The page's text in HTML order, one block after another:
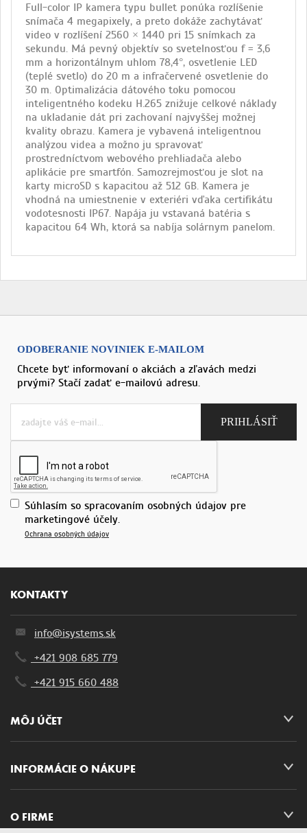
Full-color IP kamera typu bullet ponúka rozlíšenie
snímača 4 megapixely, a preto dokáže zachytávať
video v rozlíšení 2560 × 1440 pri 15 snímkach za
sekundu. Má pevný objektív so svetelnosťou f = 3,6
mm a horizontálnym uhlom 78,4°, osvetlenie LED
(teplé svetlo) do 20 m a infračervené osvetlenie do
30 m. Optimalizácia dátového toku pomocou
inteligentného kodeku H.265 znižuje celkové náklady
na ukladanie dát pri zachovaní najvyššej možnej
kvality obrazu. Kamera je vybavená inteligentnou
analýzou videa a možno ju spravovať
prostredníctvom webového prehliadača alebo
aplikácie pre smartfón. Samozrejmosťou je slot na
karty microSD s kapacitou až 512 GB. Kamera je
vhodná na umiestnenie v exteriéri vďaka certifikátu
vodotesnosti IP67. Napája ju vstavaná batéria s
kapacitou 64 Wh, ktorá sa nabíja solárnym panelom.
ODOBERANIE NOVINIEK E-MAILOM
Chcete byť informovaní o akciách a zľavách medzi
prvými? Stačí zadať e-mailovú adresu.
Súhlasím so spracovaním osobných údajov pre
marketingové účely.
Ochrana osobných údajov
KONTAKTY
info@isystems.sk
+421 908 685 779
+421 915 660 488
MÔJ ÚČET
INFORMÁCIE O NÁKUPE
O FIRME